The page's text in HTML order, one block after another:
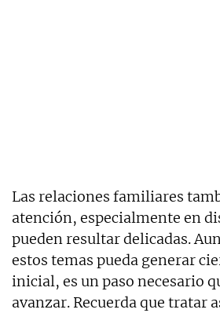
Las relaciones familiares
atención, especialmente en
pueden resultar delicadas.
estos temas pueda generar
inicial, es un paso necesario
avanzar. Recuerda que tratar